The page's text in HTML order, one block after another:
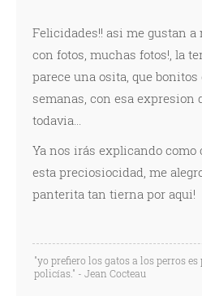
Felicidades!! asi me gustan
con fotos, muchas fotos!, la
parece una osita, que
semanas, con esa expresion
todavia...
Ya nos irás explicando como
esta preciosiocidad, me
panterita tan tierna por aqui!
"yo prefiero los gatos a los perros
policías." - Jean Cocteau